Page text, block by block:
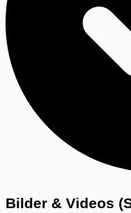
Bilder & Videos